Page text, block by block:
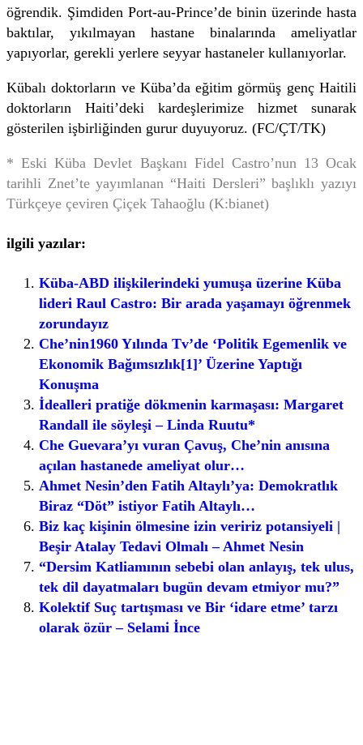
öğrendik. Şimdiden Port-au-Prince’de binin üzerinde hasta
baktılar, yıkılmayan hastane binalarında ameliyatlar
yapıyorlar, gerekli yerlere seyyar hastaneler kullanıyorlar.
Kübalı doktorların ve Küba’da eğitim görmüş genç Haitili
doktorların Haiti’deki kardeşlerimize hizmet sunarak
gösterilen işbirliğinden gurur duyuyoruz. (FC/ÇT/TK)
* Eski Küba Devlet Başkanı Fidel Castro’nun 13 Ocak
tarihli Znet’te yayımlanan “Haiti Dersleri” başlıklı yazıyı
Türkçeye çeviren Çiçek Tahaoğlu (K:bianet)
ilgili yazılar:
Küba-ABD ilişkilerindeki yumuşa üzerine Küba
lideri Raul Castro: Bir arada yaşamayı öğrenmek
zorundayız
Che’nin1960 Yılında Tv’de ‘Politik Egemenlik ve
Ekonomik Bağımsızlık[1]’ Üzerine Yaptığı
Konuşma
İdealleri pratiğe dökmenin karmaşası: Margaret
Randall ile söyleşi – Linda Ruutu*
Che Guevara’yı vuran Çavuş, Che’nin anısına
açılan hastanede ameliyat olur…
Ahmet Nesin’den Fatih Altaylı’ya: Demokratlık
Biraz “Döt” istiyor Fatih Altaylı…
Biz kaç kişinin ölmesine izin veririz potansiyeli |
Beşir Atalay Tedavi Olmalı – Ahmet Nesin
“Dersim Katliamının sebebi olan anlayış, tek ulus,
tek dil dayatmaları bugün devam etmiyor mu?”
Kolektif Suç tartışması ve Bir ‘idare etme’ tarzı
olarak özür – Selami İnce